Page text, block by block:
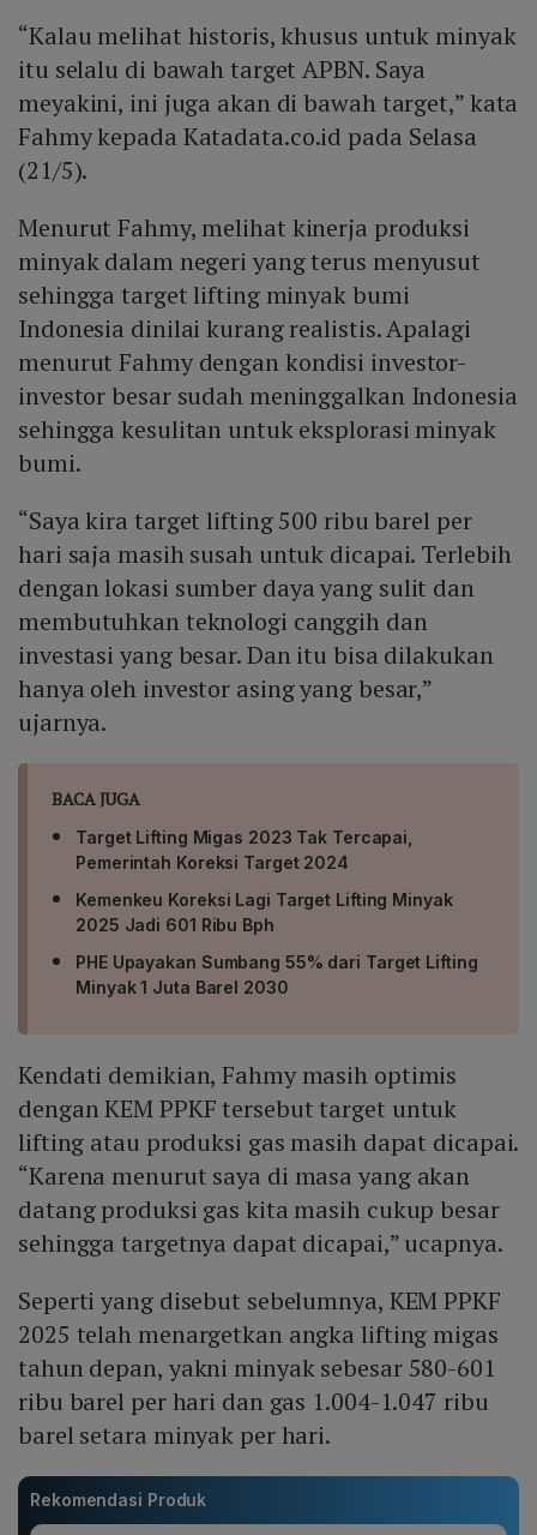
“Kalau melihat historis, khusus untuk minyak
itu selalu di bawah target APBN. Saya
meyakini, ini juga akan di bawah target,” kata
Fahmy kepada Katadata.co.id pada Selasa
(21/5).
Menurut Fahmy, melihat kinerja produksi
minyak dalam negeri yang terus menyusut
sehingga target lifting minyak bumi
Indonesia dinilai kurang realistis. Apalagi
menurut Fahmy dengan kondisi investor-
investor besar sudah meninggalkan Indonesia
sehingga kesulitan untuk eksplorasi minyak
bumi.
“Saya kira target lifting 500 ribu barel per
hari saja masih susah untuk dicapai. Terlebih
dengan lokasi sumber daya yang sulit dan
membutuhkan teknologi canggih dan
investasi yang besar. Dan itu bisa dilakukan
hanya oleh investor asing yang besar,”
ujarnya.
BACA JUGA
Target Lifting Migas 2023 Tak Tercapai,
Pemerintah Koreksi Target 2024
Kemenkeu Koreksi Lagi Target Lifting Minyak
2025 Jadi 601 Ribu Bph
PHE Upayakan Sumbang 55% dari Target Lifting
Minyak 1 Juta Barel 2030
Kendati demikian, Fahmy masih optimis
dengan KEM PPKF tersebut target untuk
lifting atau produksi gas masih dapat dicapai.
“Karena menurut saya di masa yang akan
datang produksi gas kita masih cukup besar
sehingga targetnya dapat dicapai,” ucapnya.
Seperti yang disebut sebelumnya, KEM PPKF
2025 telah menargetkan angka lifting migas
tahun depan, yakni minyak sebesar 580-601
ribu barel per hari dan gas 1.004-1.047 ribu
barel setara minyak per hari.
Rekomendasi Produk